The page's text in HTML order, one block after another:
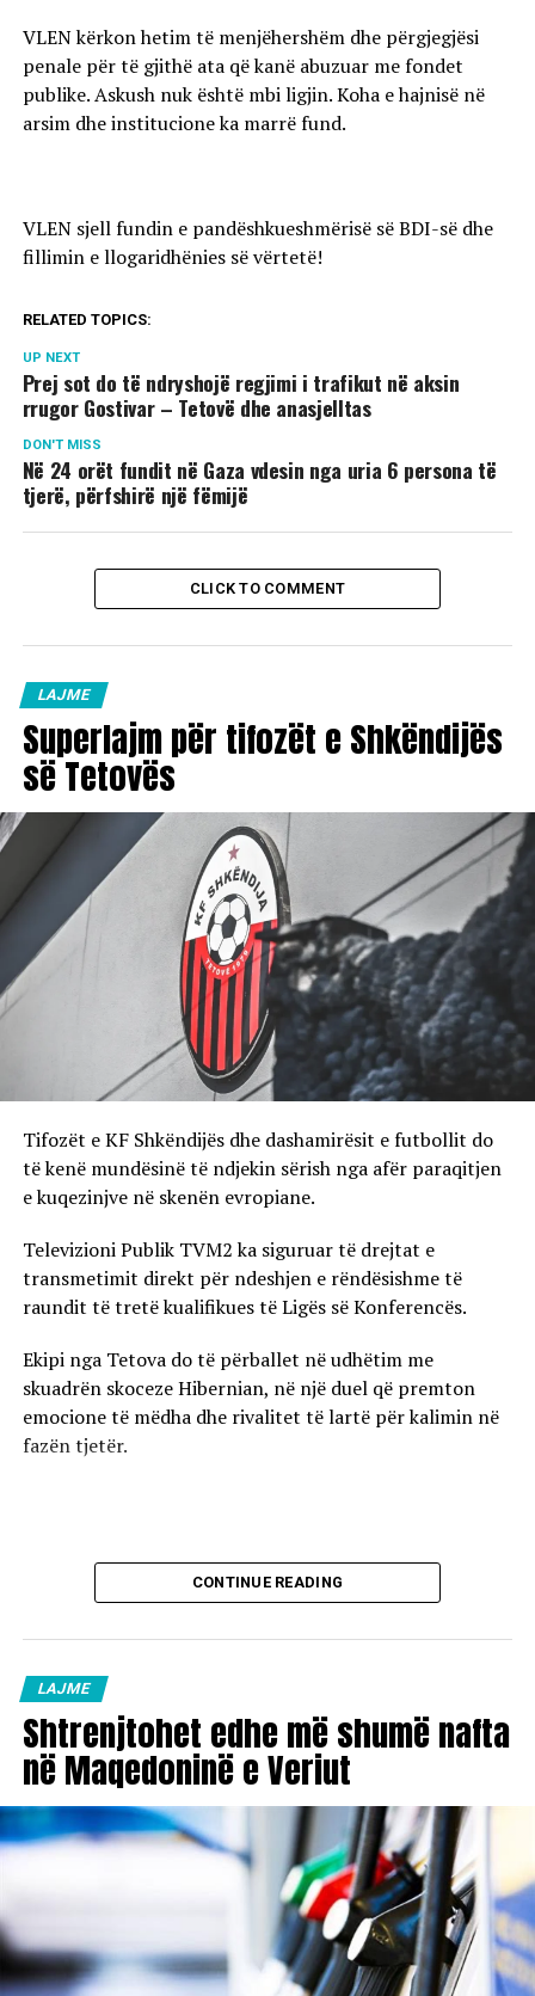
VLEN kërkon hetim të menjëhershëm dhe përgjegjësi
penale për të gjithë ata që kanë abuzuar me fondet
publike. Askush nuk është mbi ligjin. Koha e hajnisë në
arsim dhe institucione ka marrë fund.
VLEN sjell fundin e pandëshkueshmërisë së BDI-së dhe
fillimin e llogaridhënies së vërtetë!
RELATED TOPICS:
UP NEXT
Prej sot do të ndryshojë regjimi i trafikut në aksin
rrugor Gostivar – Tetovë dhe anasjelltas
DON'T MISS
Në 24 orët fundit në Gaza vdesin nga uria 6 persona të
tjerë, përfshirë një fëmijë
CLICK TO COMMENT
LAJME
Superlajm për tifozët e Shkëndijës
së Tetovës
Tifozët e KF Shkëndijës dhe dashamirësit e futbollit do
të kenë mundësinë të ndjekin sërish nga afër paraqitjen
e kuqezinjve në skenën evropiane.
Televizioni Publik TVM2 ka siguruar të drejtat e
transmetimit direkt për ndeshjen e rëndësishme të
raundit të tretë kualifikues të Ligës së Konferencës.
Ekipi nga Tetova do të përballet në udhëtim me
skuadrën skoceze Hibernian, në një duel që premton
emocione të mëdha dhe rivalitet të lartë për kalimin në
fazën tjetër.
CONTINUE READING
LAJME
Shtrenjtohet edhe më shumë nafta
në Maqedoninë e Veriut